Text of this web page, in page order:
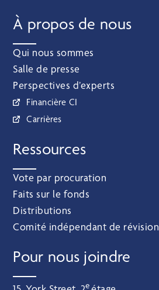
À propos de nous
Qui nous sommes
Salle de presse
Perspectives d’experts
Financière CI
Carrières
Ressources
Vote par procuration
Faits sur le fonds
Distributions
Comité indépendant de révision
Pour nous joindre
e